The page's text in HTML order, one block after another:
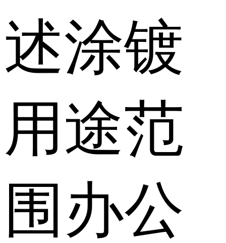
述涂镀
用途范
围 办公